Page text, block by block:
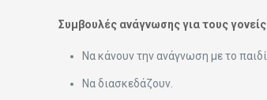
Συμβουλές ανάγνωσης για τους γονείς
Να κάνουν την ανάγνωση με το
Να διασκεδάζουν.